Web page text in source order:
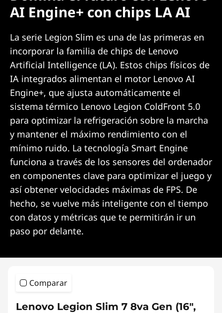
AI Engine+ con chips LA AI
La serie Legion Slim es una de las primeras en
incorporar la familia de chips de Lenovo
Artificial Intelligence (LA). Estos chips físicos de
IA integrados alimentan el motor Lenovo AI
Engine+, que ajusta automáticamente el
sistema térmico Lenovo Legion ColdFront 5.0
para optimizar la refrigeración sobre la marcha
y mantener el máximo rendimiento con el
mínimo ruido. La tecnología Smart Engine
funciona a través de los sensores del ordenador
en componentes clave para optimizar el juego y
así obtener velocidades máximas de FPS. De
hecho, se vuelve más inteligente con el tiempo
con datos y métricas que te permitirán ir un
paso por delante.
Comparar
Lenovo Legion Slim 7 8va Gen (16″,